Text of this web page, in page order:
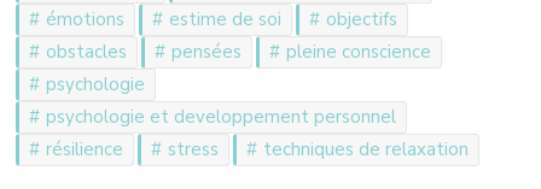
émotions estime de soi
objectifs
obstacles
pensées
pleine conscience
psychologie
psychologie et developpement personnel
résilience
stress techniques de relaxation